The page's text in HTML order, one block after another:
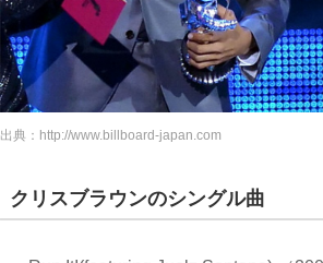
出典： http://www.billboard-japan.com
クリスブラウンのシングル曲